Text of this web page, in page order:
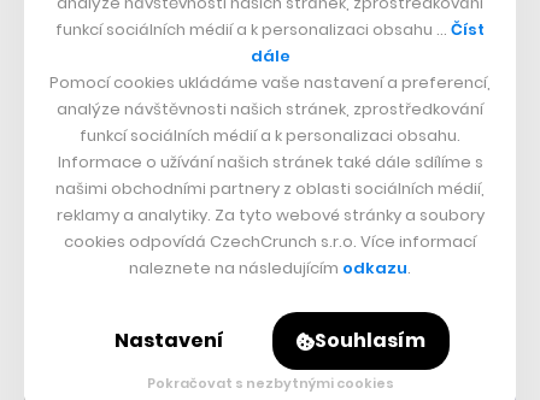
dolarů, tedy 5,6 miliardy korun, v další fázi chce nabrat
zbývající část kapitálu a proinvestovat znovu stejnou
výši. Fond jako takový pak sídlí v Lucembursku.
Foto: Corviglia Capital Fund
Nepřehlédněte:
funkcí sociálních médií a k personalizaci obsahu … Číst
dále
Pomocí cookies ukládáme vaše nastavení a preferencí,
analýze návštěvnosti našich stránek, zprostředkování
funkcí sociálních médií a k personalizaci obsahu.
Informace o užívání našich stránek také dále sdílíme s
našimi obchodními partnery z oblasti sociálních médií,
reklamy a analytiky. Za tyto webové stránky a soubory
cookies odpovídá CzechCrunch s.r.o. Více informací
naleznete na následujícím odkazu.
Nastavení Souhlasím
Pokračovat s nezbytnými cookies